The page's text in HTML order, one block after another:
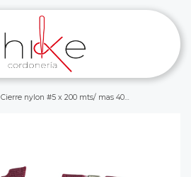
Cierre nylon #5 x 200 mts/ mas 400 carritos burdeo